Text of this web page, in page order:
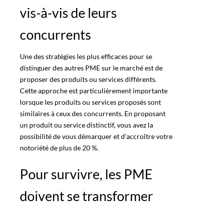
vis-à-vis de leurs
concurrents
Une des stratégies les plus efficaces pour se
distinguer des autres PME sur le marché est de
proposer des produits ou services différents.
Cette approche est particulièrement importante
lorsque les produits ou services proposés sont
similaires à ceux des concurrents. En proposant
un produit ou service distinctif, vous avez la
possibilité de vous démarquer et d’accroître votre
notoriété de plus de 20 %.
Pour survivre, les PME
doivent se transformer